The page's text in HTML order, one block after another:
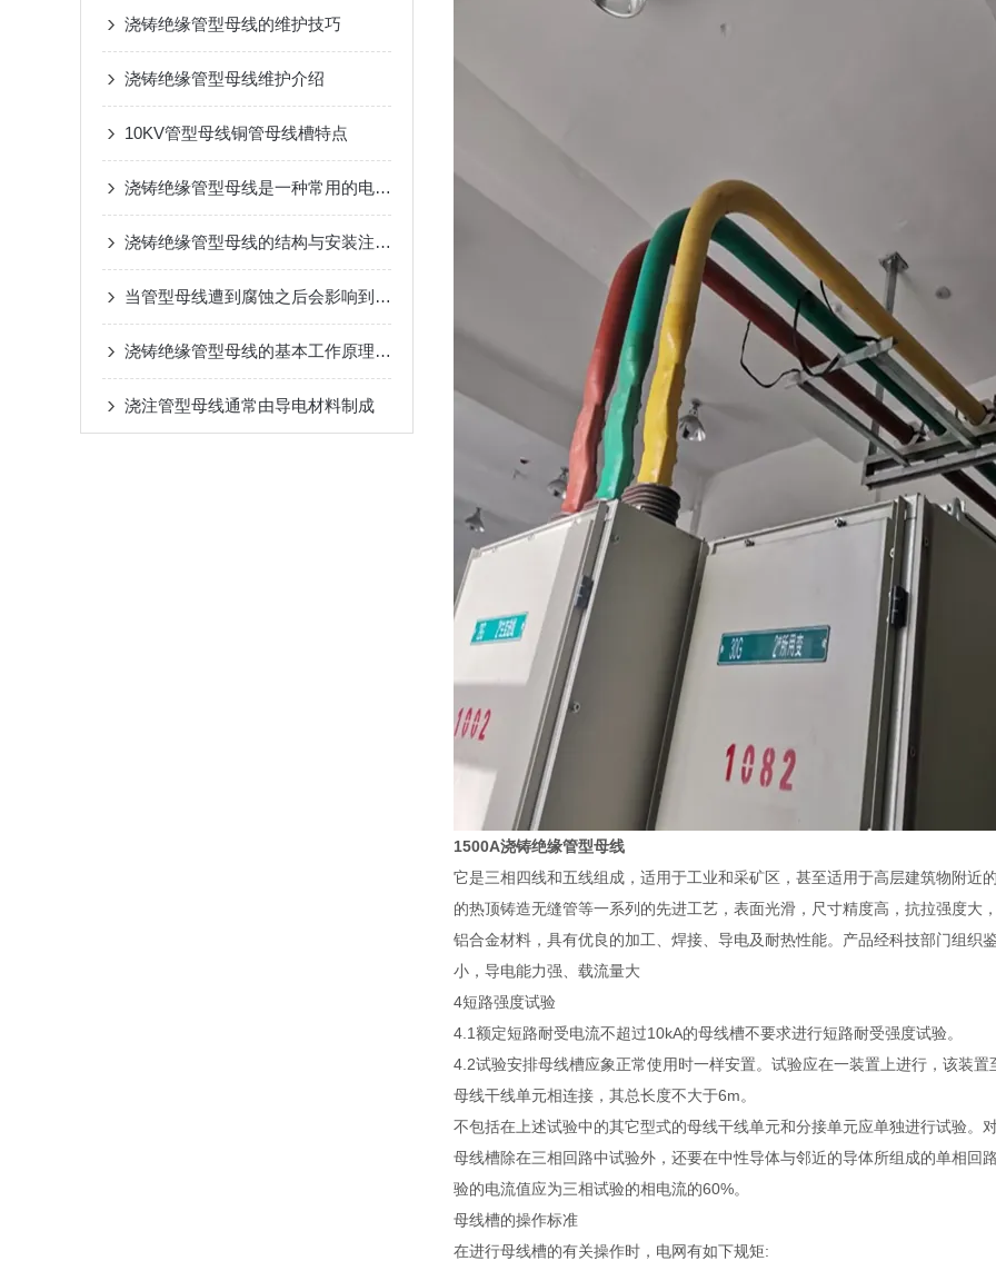
浇铸绝缘管型母线的维护技巧
浇铸绝缘管型母线维护介绍
10KV管型母线铜管母线槽特点
浇铸绝缘管型母线是一种常用的电力传输和配电系统中的重要组件
浇铸绝缘管型母线的结构与安装注意事项说明
当管型母线遭到腐蚀之后会影响到我们的正常运用
浇铸绝缘管型母线的基本工作原理解析
浇注管型母线通常由导电材料制成
1500A浇铸绝缘管型母线
它是三相四线和五线组成，适用于工业和采矿区，甚至适用于高层建筑物附
的热顶铸造无缝管等一系列的先进工艺，表面光滑，尺寸精度高，抗拉强度
铝合金材料，具有优良的加工、焊接、导电及耐热性能。产品经科技部门组
小，导电能力强、载流量大
4短路强度试验
4.1额定短路耐受电流不超过10kA的母线槽不要求进行短路耐受强度试验。
4.2试验安排母线槽应象正常使用时一样安置。试验应在一装置上进行，该装
母线干线单元相连接，其总长度不大于6m。
不包括在上述试验中的其它型式的母线干线单元和分接单元应单独进行试验。
母线槽除在三相回路中试验外，还要在中性导体与邻近的导体所组成的单相回
验的电流值应为三相试验的相电流的60%。
母线槽的操作标准
在进行母线槽的有关操作时，电网有如下规矩: